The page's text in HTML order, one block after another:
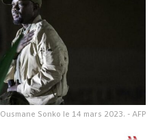
Ousmane Sonko le 14 mars 2023. - AFP